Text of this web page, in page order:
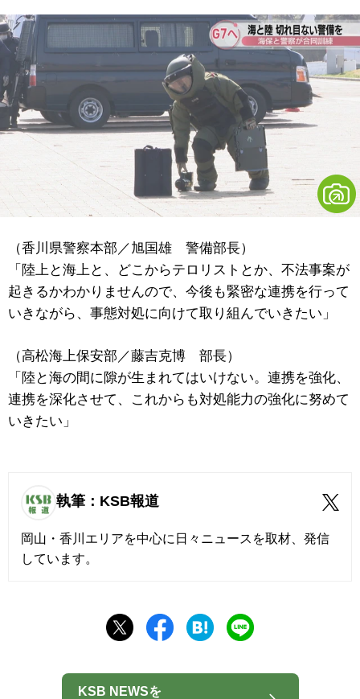
（香川県警察本部／旭国雄 警備部長）
「陸上と海上と、どこからテロリストとか、不法事案が
起きるかわかりませんので、今後も緊密な連携を行って
いきながら、事態対処に向けて取り組んでいきたい」
（高松海上保安部／藤吉克博 部長）
「陸と海の間に隙が生まれてはいけない。連携を強化、
連携を深化させて、これからも対処能力の強化に努めて
いきたい」
執筆：KSB報道
岡山・香川エリアを中心に日々ニュースを取材、発信
しています。
KSB NEWSを